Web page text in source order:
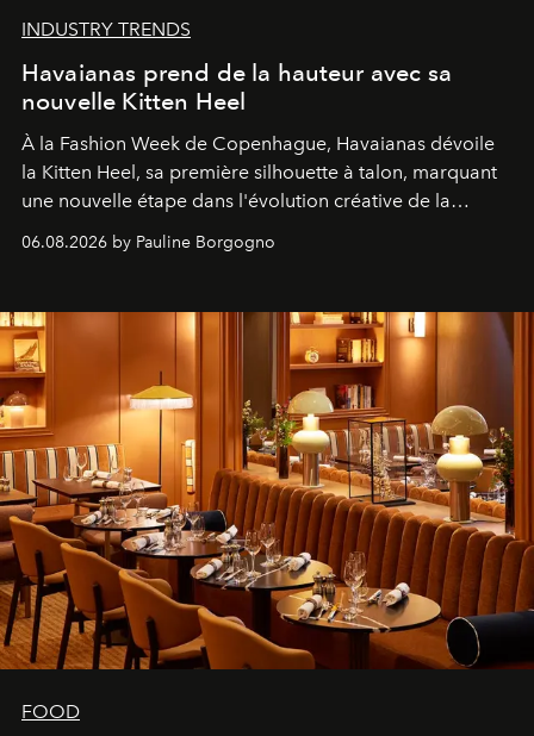
INDUSTRY TRENDS
Havaianas prend de la hauteur avec sa
nouvelle Kitten Heel
À la Fashion Week de Copenhague, Havaianas dévoile
la Kitten Heel, sa première silhouette à talon, marquant
une nouvelle étape dans l'évolution créative de la
06.08.2026 by Pauline Borgogno
FOOD